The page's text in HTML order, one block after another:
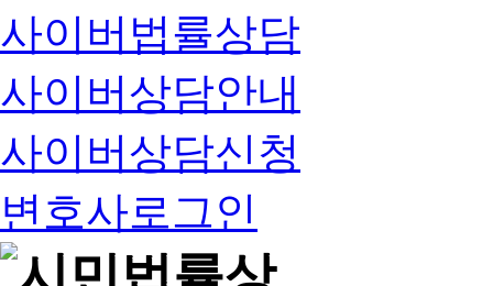
사이버법률상담
사이버상담안내
사이버상담신청
변호사로그인